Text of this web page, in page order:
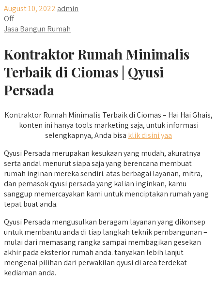
August 10, 2022 admin
Off
Jasa Bangun Rumah
Kontraktor Rumah Minimalis
Terbaik di Ciomas | Qyusi
Persada
Kontraktor Rumah Minimalis Terbaik di Ciomas – Hai Hai Ghais,
konten ini hanya tools marketing saja, untuk informasi
selengkapnya, Anda bisa klik disini yaa
Qyusi Persada merupakan kesukaan yang mudah, akuratnya
serta andal menurut siapa saja yang berencana membuat
rumah inginan mereka sendiri. atas berbagai layanan, mitra,
dan pemasok qyusi persada yang kalian inginkan, kamu
sanggup memercayakan kami untuk menciptakan rumah yang
tepat buat anda.
Qyusi Persada mengusulkan beragam layanan yang dikonsep
untuk membantu anda di tiap langkah teknik pembangunan –
mulai dari memasang rangka sampai membagikan gesekan
akhir pada eksterior rumah anda. tanyakan lebih lanjut
mengenai pilihan dari perwakilan qyusi di area terdekat
kediaman anda.